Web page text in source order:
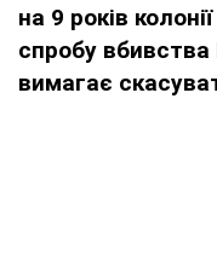
на 9 років
спробу вбивства
вимагає